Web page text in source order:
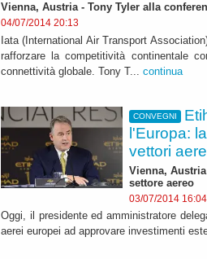
Vienna, Austria - Tony Tyler alla
04/07/2014 20:13
Iata (International Air Transport
rafforzare la competitività continentale
connettività globale. Tony T... continua
CONVEGNI
l'Europa:
vettori
Vienna,
settore aereo
03/07/2014 16:04
Oggi, il presidente ed amministratore
aerei europei ad approvare investimenti